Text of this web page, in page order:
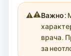
⚠️Важно:
врача.
за